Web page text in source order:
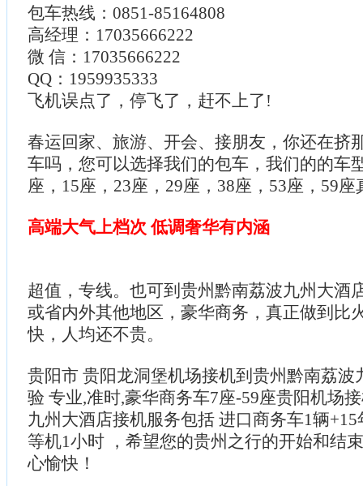
包车热线：0851-85164808
高经理：17035666222
微 信：17035666222
QQ：1959935333
飞机误点了，停飞了，赶不上了!
春运回家、旅游、开会、接朋友，你还在挤
车吗，您可以选择我们的包车，我们的的车
座，15座，23座，29座，38座，53座，59座
高端大气上档次 低调奢华有内涵
超值，专线。也可到贵州黔南荔波九州大酒
或省内外其他地区，豪华商务，真正做到比
快，人均还不贵。
贵阳市 贵阳龙洞堡机场接机到贵州黔南荔波
验 专业,准时,豪华商务车7座-59座贵阳机场
九州大酒店接机服务包括 进口商务车1辆
等机1小时 ，希望您的贵州之行的开始和结
心愉快！